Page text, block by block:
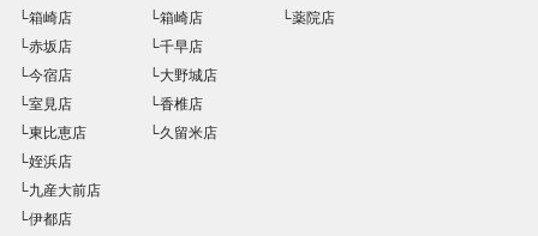
└箱崎店
└赤坂店
└今宿店
└室見店
└東比恵店
└姪浜店
└九産大前店
└伊都店
└箱崎店
└千早店
└大野城店
└香椎店
└久留米店
└薬院店